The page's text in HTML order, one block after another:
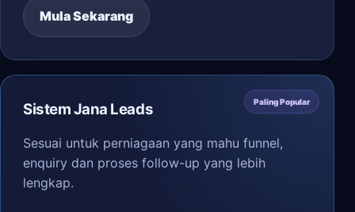
Mula Sekarang
Paling Popular
Sistem Jana Leads
Sesuai untuk perniagaan yang mahu funnel,
enquiry dan proses follow-up yang lebih
lengkap.